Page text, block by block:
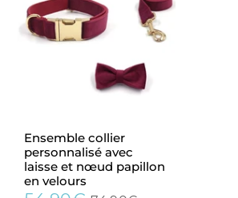
Ensemble collier
personnalisé avec
laisse et nœud papillon
en velours